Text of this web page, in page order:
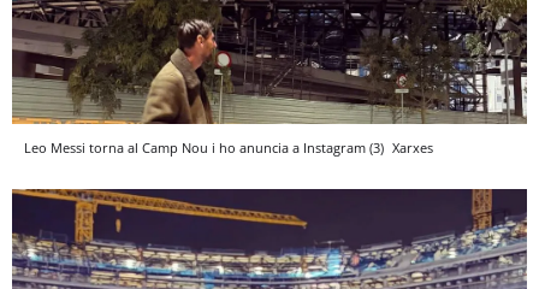
Leo Messi torna al Camp Nou i ho anuncia a Instagram (3) Xarxes